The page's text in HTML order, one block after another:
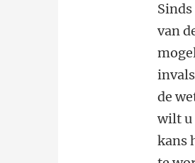
van
de
wilt u
kans